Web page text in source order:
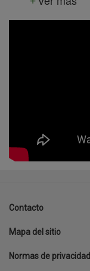
Footer
menu
Contacto
Mapa del sitio
Normas de privacidad